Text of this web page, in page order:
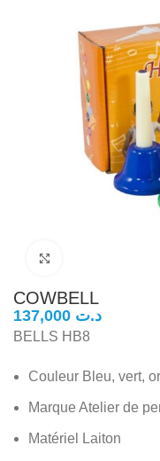
COWBELL
د.ت
BELLS HB8
Couleur Bleu, vert,
Marque Atelier de
Matériel Laiton